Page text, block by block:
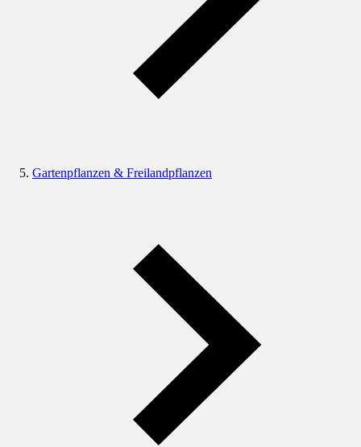
Gartenpflanzen & Freilandpflanzen